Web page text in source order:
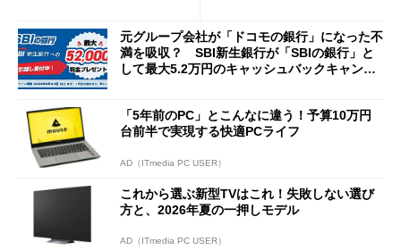
元グループ会社が「ドコモの銀行」になった不
満を吸収？ SBI新生銀行が「SBIの銀行」と
して最大5.2万円のキャッシュバックキャンペ
「5年前のPC」とこんなに違う！予算10万円
台前半で実現する快適PCライフ
AD（ITmedia PC USER）
これから選ぶ新型TVはこれ！失敗しない選び
方と、2026年夏の一押しモデル
AD（ITmedia PC USER）